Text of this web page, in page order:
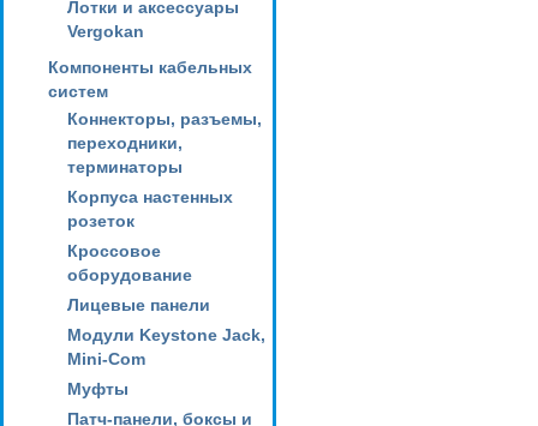
Лотки и аксессуары
Vergokan
Компоненты кабельных
систем
Коннекторы, разъемы,
переходники,
терминаторы
Корпуса настенных
розеток
Кроссовое
оборудование
Лицевые панели
Модули Keystone Jack,
Mini-Com
Муфты
Патч-панели, боксы и